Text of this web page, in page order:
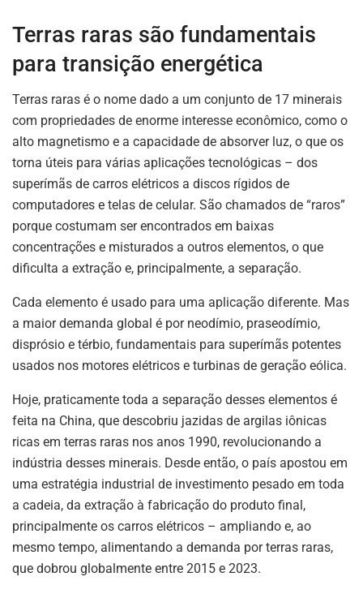
Terras raras são fundamentais
para transição energética
Terras raras é o nome dado a um conjunto de 17 minerais
com propriedades de enorme interesse econômico, como o
alto magnetismo e a capacidade de absorver luz, o que os
torna úteis para várias aplicações tecnológicas – dos
superímãs de carros elétricos a discos rígidos de
computadores e telas de celular. São chamados de “raros”
porque costumam ser encontrados em baixas
concentrações e misturados a outros elementos, o que
dificulta a extração e, principalmente, a separação.
Cada elemento é usado para uma aplicação diferente. Mas
a maior demanda global é por neodímio, praseodímio,
disprósio e térbio, fundamentais para superímãs potentes
usados nos motores elétricos e turbinas de geração eólica.
Hoje, praticamente toda a separação desses elementos é
feita na China, que descobriu jazidas de argilas iônicas
ricas em terras raras nos anos 1990, revolucionando a
indústria desses minerais. Desde então, o país apostou em
uma estratégia industrial de investimento pesado em toda
a cadeia, da extração à fabricação do produto final,
principalmente os carros elétricos – ampliando e, ao
mesmo tempo, alimentando a demanda por terras raras,
que dobrou globalmente entre 2015 e 2023.